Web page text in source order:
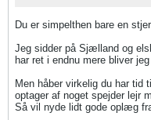
Du er simpelthen bare en
Jeg sidder på Sjælland og
har ret i endnu mere bliver
Men håber virkelig du har tid
optager af noget spejder lejr
Så vil nyde lidt gode oplæg